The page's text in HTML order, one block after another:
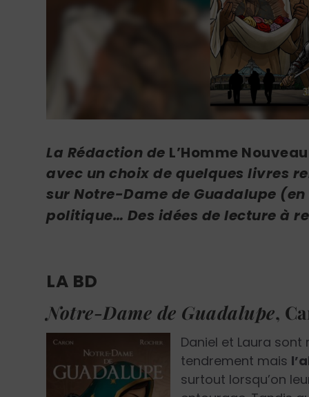
La Rédaction de L’Homme Nouveau
avec un choix de quelques livres
sur Notre-Dame de Guadalupe
politique… Des idées de lecture à
LA BD
Notre-Dame de Guadalupe,
Daniel et Laura sont
tendrement mais
surtout lorsqu’on